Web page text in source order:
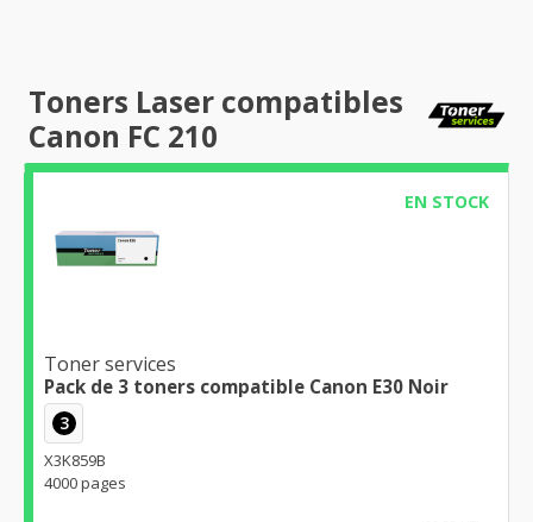
Toners Laser compatibles
Canon FC 210
EN STOCK
Toner services
Pack de 3 toners compatible Canon E30 Noir
3
X3K859B
4000 pages